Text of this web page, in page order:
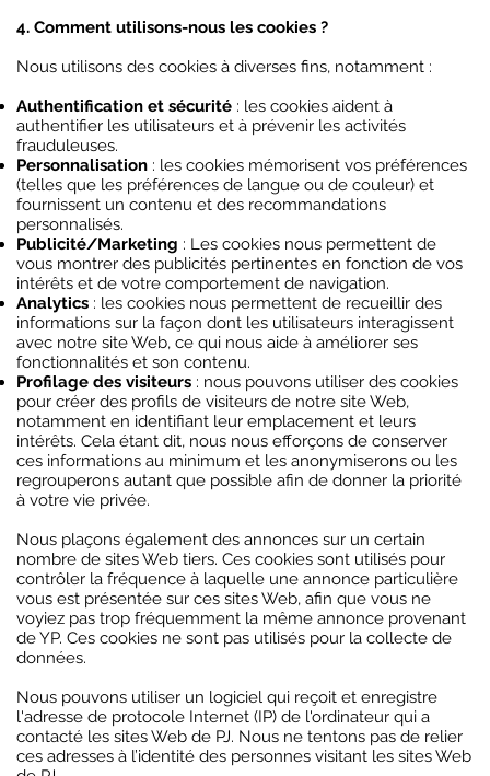
4. Comment utilisons-nous les cookies ?
Nous utilisons des cookies à diverses fins, notamment :
Authentification et sécurité : les cookies aident à
authentifier les utilisateurs et à prévenir les activités
frauduleuses.
Personnalisation : les cookies mémorisent vos préférences
(telles que les préférences de langue ou de couleur) et
fournissent un contenu et des recommandations
personnalisés.
Publicité/Marketing : Les cookies nous permettent de
vous montrer des publicités pertinentes en fonction de vos
intérêts et de votre comportement de navigation.
Analytics : les cookies nous permettent de recueillir des
informations sur la façon dont les utilisateurs interagissent
avec notre site Web, ce qui nous aide à améliorer ses
fonctionnalités et son contenu.
Profilage des visiteurs : nous pouvons utiliser des cookies
pour créer des profils de visiteurs de notre site Web,
notamment en identifiant leur emplacement et leurs
intérêts. Cela étant dit, nous nous efforçons de conserver
ces informations au minimum et les anonymiserons ou les
regrouperons autant que possible afin de donner la priorité
à votre vie privée.
Nous plaçons également des annonces sur un certain
nombre de sites Web tiers. Ces cookies sont utilisés pour
contrôler la fréquence à laquelle une annonce particulière
vous est présentée sur ces sites Web, afin que vous ne
voyiez pas trop fréquemment la même annonce provenant
de YP. Ces cookies ne sont pas utilisés pour la collecte de
données.
Nous pouvons utiliser un logiciel qui reçoit et enregistre
l'adresse de protocole Internet (IP) de l'ordinateur qui a
contacté les sites Web de PJ. Nous ne tentons pas de relier
ces adresses à l’identité des personnes visitant les sites Web